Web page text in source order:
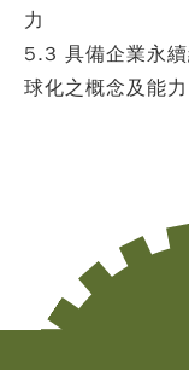
力
5.3 具備企業永
球化之概念及能力